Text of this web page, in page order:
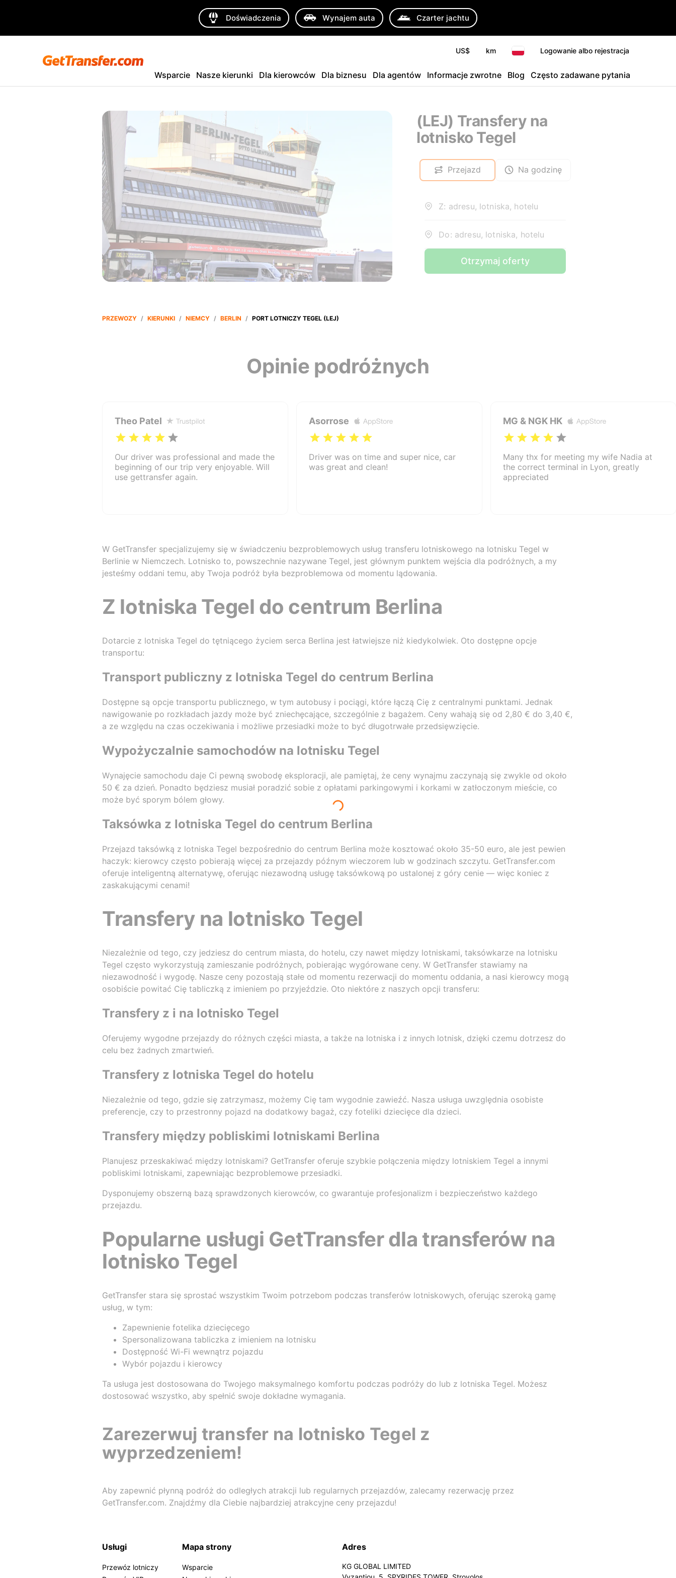
Doświadczenia Wynajem auta Czarter jachtu
US$ km Logowanie albo rejestracja
Wsparcie Nasze kierunki Dla kierowców Dla biznesu Dla agentów Informacje zwrotne Blog Często zadawane pytania
(LEJ) Transfery na
lotnisko Tegel
Przejazd Na godzinę
Z: adresu, lotniska, hotelu
Do: adresu, lotniska, hotelu
Otrzymaj oferty
PRZEWOZY / KIERUNKI / NIEMCY / BERLIN / PORT LOTNICZY TEGEL (LEJ)
Opinie podróżnych
Theo Patel
Our driver was professional and made the
beginning of our trip very enjoyable. Will
use gettransfer again.
Asorrose
Driver was on time and super nice, car
was great and clean!
MG & NGK HK
Many thx for meeting my wife Nadia at
the correct terminal in Lyon, greatly
appreciated
W GetTransfer specjalizujemy się w świadczeniu bezproblemowych usług transferu lotniskowego na lotnisku Tegel w
Berlinie w Niemczech. Lotnisko to, powszechnie nazywane Tegel, jest głównym punktem wejścia dla podróżnych, a my
jesteśmy oddani temu, aby Twoja podróż była bezproblemowa od momentu lądowania.
Z lotniska Tegel do centrum Berlina
Dotarcie z lotniska Tegel do tętniącego życiem serca Berlina jest łatwiejsze niż kiedykolwiek. Oto dostępne opcje
transportu:
Transport publiczny z lotniska Tegel do centrum Berlina
Dostępne są opcje transportu publicznego, w tym autobusy i pociągi, które łączą Cię z centralnymi punktami. Jednak
nawigowanie po rozkładach jazdy może być zniechęcające, szczególnie z bagażem. Ceny wahają się od 2,80 € do 3,40 €,
a ze względu na czas oczekiwania i możliwe przesiadki może to być długotrwałe przedsięwzięcie.
Wypożyczalnie samochodów na lotnisku Tegel
Wynajęcie samochodu daje Ci pewną swobodę eksploracji, ale pamiętaj, że ceny wynajmu zaczynają się zwykle od około
50 € za dzień. Ponadto będziesz musiał poradzić sobie z opłatami parkingowymi i korkami w zatłoczonym mieście, co
może być sporym bólem głowy.
Taksówka z lotniska Tegel do centrum Berlina
Przejazd taksówką z lotniska Tegel bezpośrednio do centrum Berlina może kosztować około 35-50 euro, ale jest pewien
haczyk: kierowcy często pobierają więcej za przejazdy późnym wieczorem lub w godzinach szczytu. GetTransfer.com
oferuje inteligentną alternatywę, oferując niezawodną usługę taksówkową po ustalonej z góry cenie — więc koniec z
zaskakującymi cenami!
Transfery na lotnisko Tegel
Niezależnie od tego, czy jedziesz do centrum miasta, do hotelu, czy nawet między lotniskami, taksówkarze na lotnisku
Tegel często wykorzystują zamieszanie podróżnych, pobierając wygórowane ceny. W GetTransfer stawiamy na
niezawodność i wygodę. Nasze ceny pozostają stałe od momentu rezerwacji do momentu oddania, a nasi kierowcy mogą
osobiście powitać Cię tabliczką z imieniem po przyjeździe. Oto niektóre z naszych opcji transferu:
Transfery z i na lotnisko Tegel
Oferujemy wygodne przejazdy do różnych części miasta, a także na lotniska i z innych lotnisk, dzięki czemu dotrzesz do
celu bez żadnych zmartwień.
Transfery z lotniska Tegel do hotelu
Niezależnie od tego, gdzie się zatrzymasz, możemy Cię tam wygodnie zawieźć. Nasza usługa uwzględnia osobiste
preferencje, czy to przestronny pojazd na dodatkowy bagaż, czy foteliki dziecięce dla dzieci.
Transfery między pobliskimi lotniskami Berlina
Planujesz przeskakiwać między lotniskami? GetTransfer oferuje szybkie połączenia między lotniskiem Tegel a innymi
pobliskimi lotniskami, zapewniając bezproblemowe przesiadki.
Dysponujemy obszerną bazą sprawdzonych kierowców, co gwarantuje profesjonalizm i bezpieczeństwo każdego
przejazdu.
Popularne usługi GetTransfer dla transferów na
lotnisko Tegel
GetTransfer stara się sprostać wszystkim Twoim potrzebom podczas transferów lotniskowych, oferując szeroką gamę
usług, w tym:
Zapewnienie fotelika dziecięcego
Spersonalizowana tabliczka z imieniem na lotnisku
Dostępność Wi-Fi wewnątrz pojazdu
Wybór pojazdu i kierowcy
Ta usługa jest dostosowana do Twojego maksymalnego komfortu podczas podróży do lub z lotniska Tegel. Możesz
dostosować wszystko, aby spełnić swoje dokładne wymagania.
Zarezerwuj transfer na lotnisko Tegel z
wyprzedzeniem!
Aby zapewnić płynną podróż do odległych atrakcji lub regularnych przejazdów, zalecamy rezerwację przez
GetTransfer.com. Znajdźmy dla Ciebie najbardziej atrakcyjne ceny przejazdu!
Usługi
Przewóz lotniczy
Mapa strony
Wsparcie
Adres
KG GLOBAL LIMITED